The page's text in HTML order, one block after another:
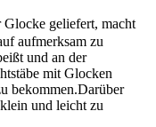
geliefert, macht
aufmerksam zu
und an der
mit Glocken
bekommen.Darüber
und leicht zu